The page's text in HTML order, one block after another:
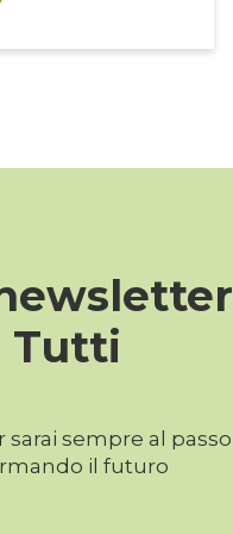
Tutti
sempre al
il futuro